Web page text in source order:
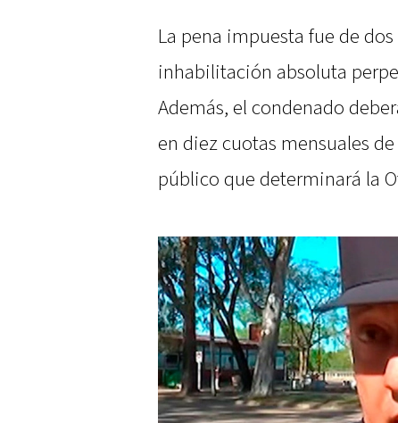
La pena impuesta fue de
inhabilitación absoluta
Además, el condenado
en diez cuotas mensuales
público que determinará la